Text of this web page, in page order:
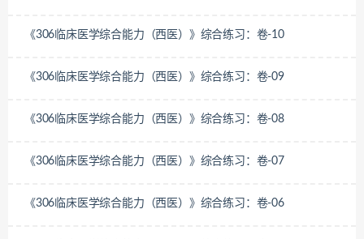
《306临床医学综合能力（西医）》综合练习：卷-10
《306临床医学综合能力（西医）》综合练习：卷-09
《306临床医学综合能力（西医）》综合练习：卷-08
《306临床医学综合能力（西医）》综合练习：卷-07
《306临床医学综合能力（西医）》综合练习：卷-06